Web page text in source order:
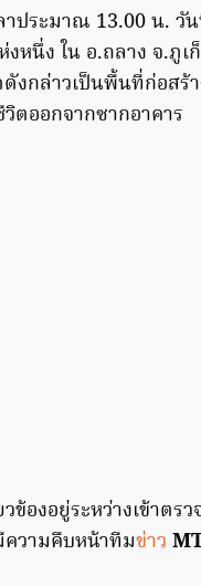
าประมาณ 13.00 น.
งหนึ่ง ใน อ.ถลาง จ.ภู
งกล่าวเป็นพื้นที่ก่อสร้
ตออกจากซากอาคาร
ข้องอยู่ระหว่างเข้าต
ความคืบหน้าทีมข่าว